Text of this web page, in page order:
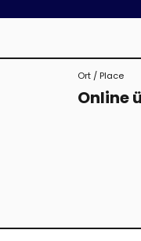
Ort / Place
Online